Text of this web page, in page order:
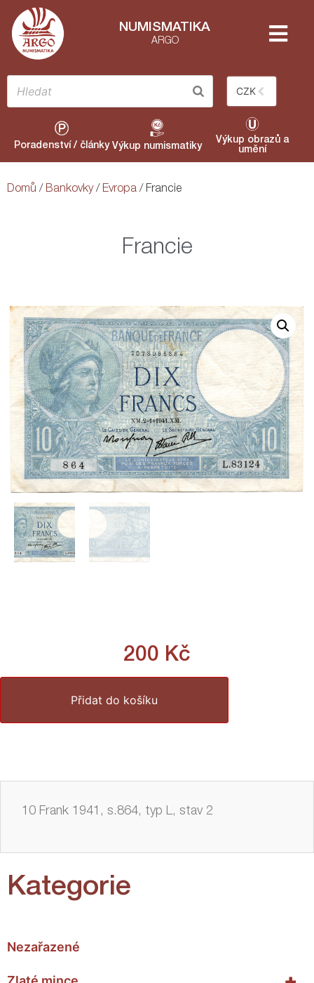
NUMISMATIKA
ARGO
CZK
Poradenství / články Výkup numismatiky
Výkup obrazů a
umění
Domů / Bankovky/ Evropa / Francie
Kategorie
Nezařazené
Francie
200 Kč
Přidat do košíku
10 Frank 1941, s.864, typ L, stav 2